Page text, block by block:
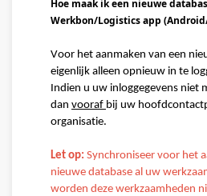
Hoe maak ik een nieuwe
Werkbon/Logistics app
Voor het aanmaken van een
eigenlijk alleen opnieuw in te
Indien u uw inloggegevens niet
dan vooraf bij uw
organisatie.
Let op: Synchroniseer voor het
nieuwe database al uw
worden deze werkzaamheden